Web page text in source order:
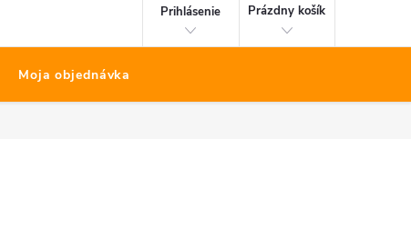
Prihlásenie
Prázdny košík
Moja objednávka